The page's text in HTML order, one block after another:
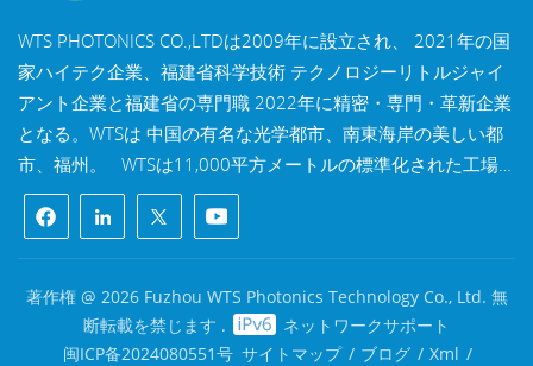
WTS PHOTONICS CO.,LTDは2009年に設立され、 2021年の国
家ハイテク企業、福建省科学技術 テクノロジーリトルジャイ
アント企業と福建省の専門職 2022年に精密・専門・革新企業
となる。WTSは 中国の有名な光学都市、南東海岸の美しい都
市、福州。 WTSは11,000平方メートルの標準化された工場
棟を所有しており、 熟練した技術スタッフと完全な光学処理
システムを備え、 コーティングシステム、組立システム、品
質管理システム。WTSは 研究開発、設計、製造のワンストッ
プソリューションを顧客に提供します。 高精度光学部品、高
精度光学撮像レンズ、 および高出力レーザー部品。 WTSの製
品には以下が含まれます 光学窓、レンズ、円筒レンズ、フィ
著作権 @ 2026 Fuzhou WTS Photonics Technology Co., Ltd. 無
断転載を禁じます .
ネットワークサポート
闽ICP备2024080551号 サイトマップ / ブログ / Xml /